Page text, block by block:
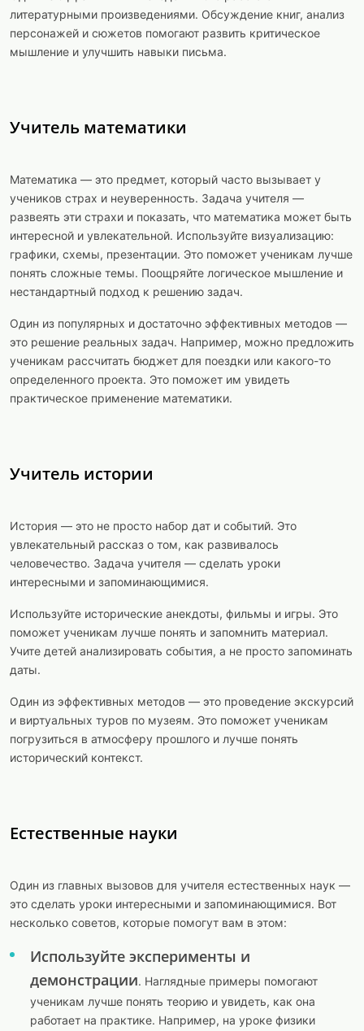
литературными произведениями. Обсуждение книг, анализ
персонажей и сюжетов помогают развить критическое
мышление и улучшить навыки письма.
Учитель математики
Математика — это предмет, который часто вызывает у
учеников страх и неуверенность. Задача учителя —
развеять эти страхи и показать, что математика может быть
интересной и увлекательной. Используйте визуализацию:
графики, схемы, презентации. Это поможет ученикам лучше
понять сложные темы. Поощряйте логическое мышление и
нестандартный подход к решению задач.
Один из популярных и достаточно эффективных методов —
это решение реальных задач. Например, можно предложить
ученикам рассчитать бюджет для поездки или какого-то
определенного проекта. Это поможет им увидеть
практическое применение математики.
Учитель истории
История — это не просто набор дат и событий. Это
увлекательный рассказ о том, как развивалось
человечество. Задача учителя — сделать уроки
интересными и запоминающимися.
Используйте исторические анекдоты, фильмы и игры. Это
поможет ученикам лучше понять и запомнить материал.
Учите детей анализировать события, а не просто запоминать
даты.
Один из эффективных методов — это проведение экскурсий
и виртуальных туров по музеям. Это поможет ученикам
погрузиться в атмосферу прошлого и лучше понять
исторический контекст.
Естественные науки
Один из главных вызовов для учителя естественных наук —
это сделать уроки интересными и запоминающимися. Вот
несколько советов, которые помогут вам в этом:
Используйте эксперименты и
демонстрации. Наглядные примеры помогают
ученикам лучше понять теорию и увидеть, как она
работает на практике. Например, на уроке физики